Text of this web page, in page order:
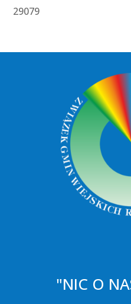
29079
"NIC O